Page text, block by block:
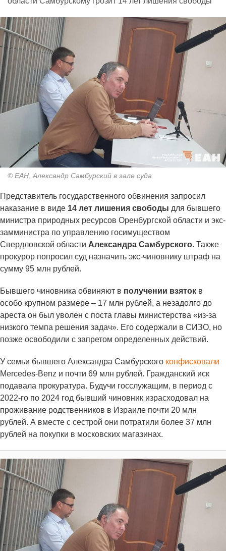
© ЕАН. Александр Самбурский в зале суда
Представитель государственного обвинения запросил
наказание в виде 14 лет лишения свободы для бывшего
министра природных ресурсов Оренбургской области и экс-
замминистра по управлению госимуществом
Свердловской области Александра Самбурского. Также
прокурор попросил суд назначить экс-чиновнику штраф на
сумму 95 млн рублей.
Бывшего чиновника обвиняют в получении взяток в
особо крупном размере – 17 млн рублей, а незадолго до
ареста он был уволен с поста главы министерства «из-за
низкого темпа решения задач». Его содержали в СИЗО, но
позже освободили с запретом определенных действий.
У семьи бывшего Александра Самбурского конфисковали
Mercedes-Benz и почти 69 млн рублей. Гражданский иск
подавала прокуратура. Будучи госслужащим, в период с
2022-го по 2024 год бывший чиновник израсходовал на
проживание родственников в Израиле почти 20 млн
рублей. А вместе с сестрой они потратили более 37 млн
рублей на покупки в московских магазинах.